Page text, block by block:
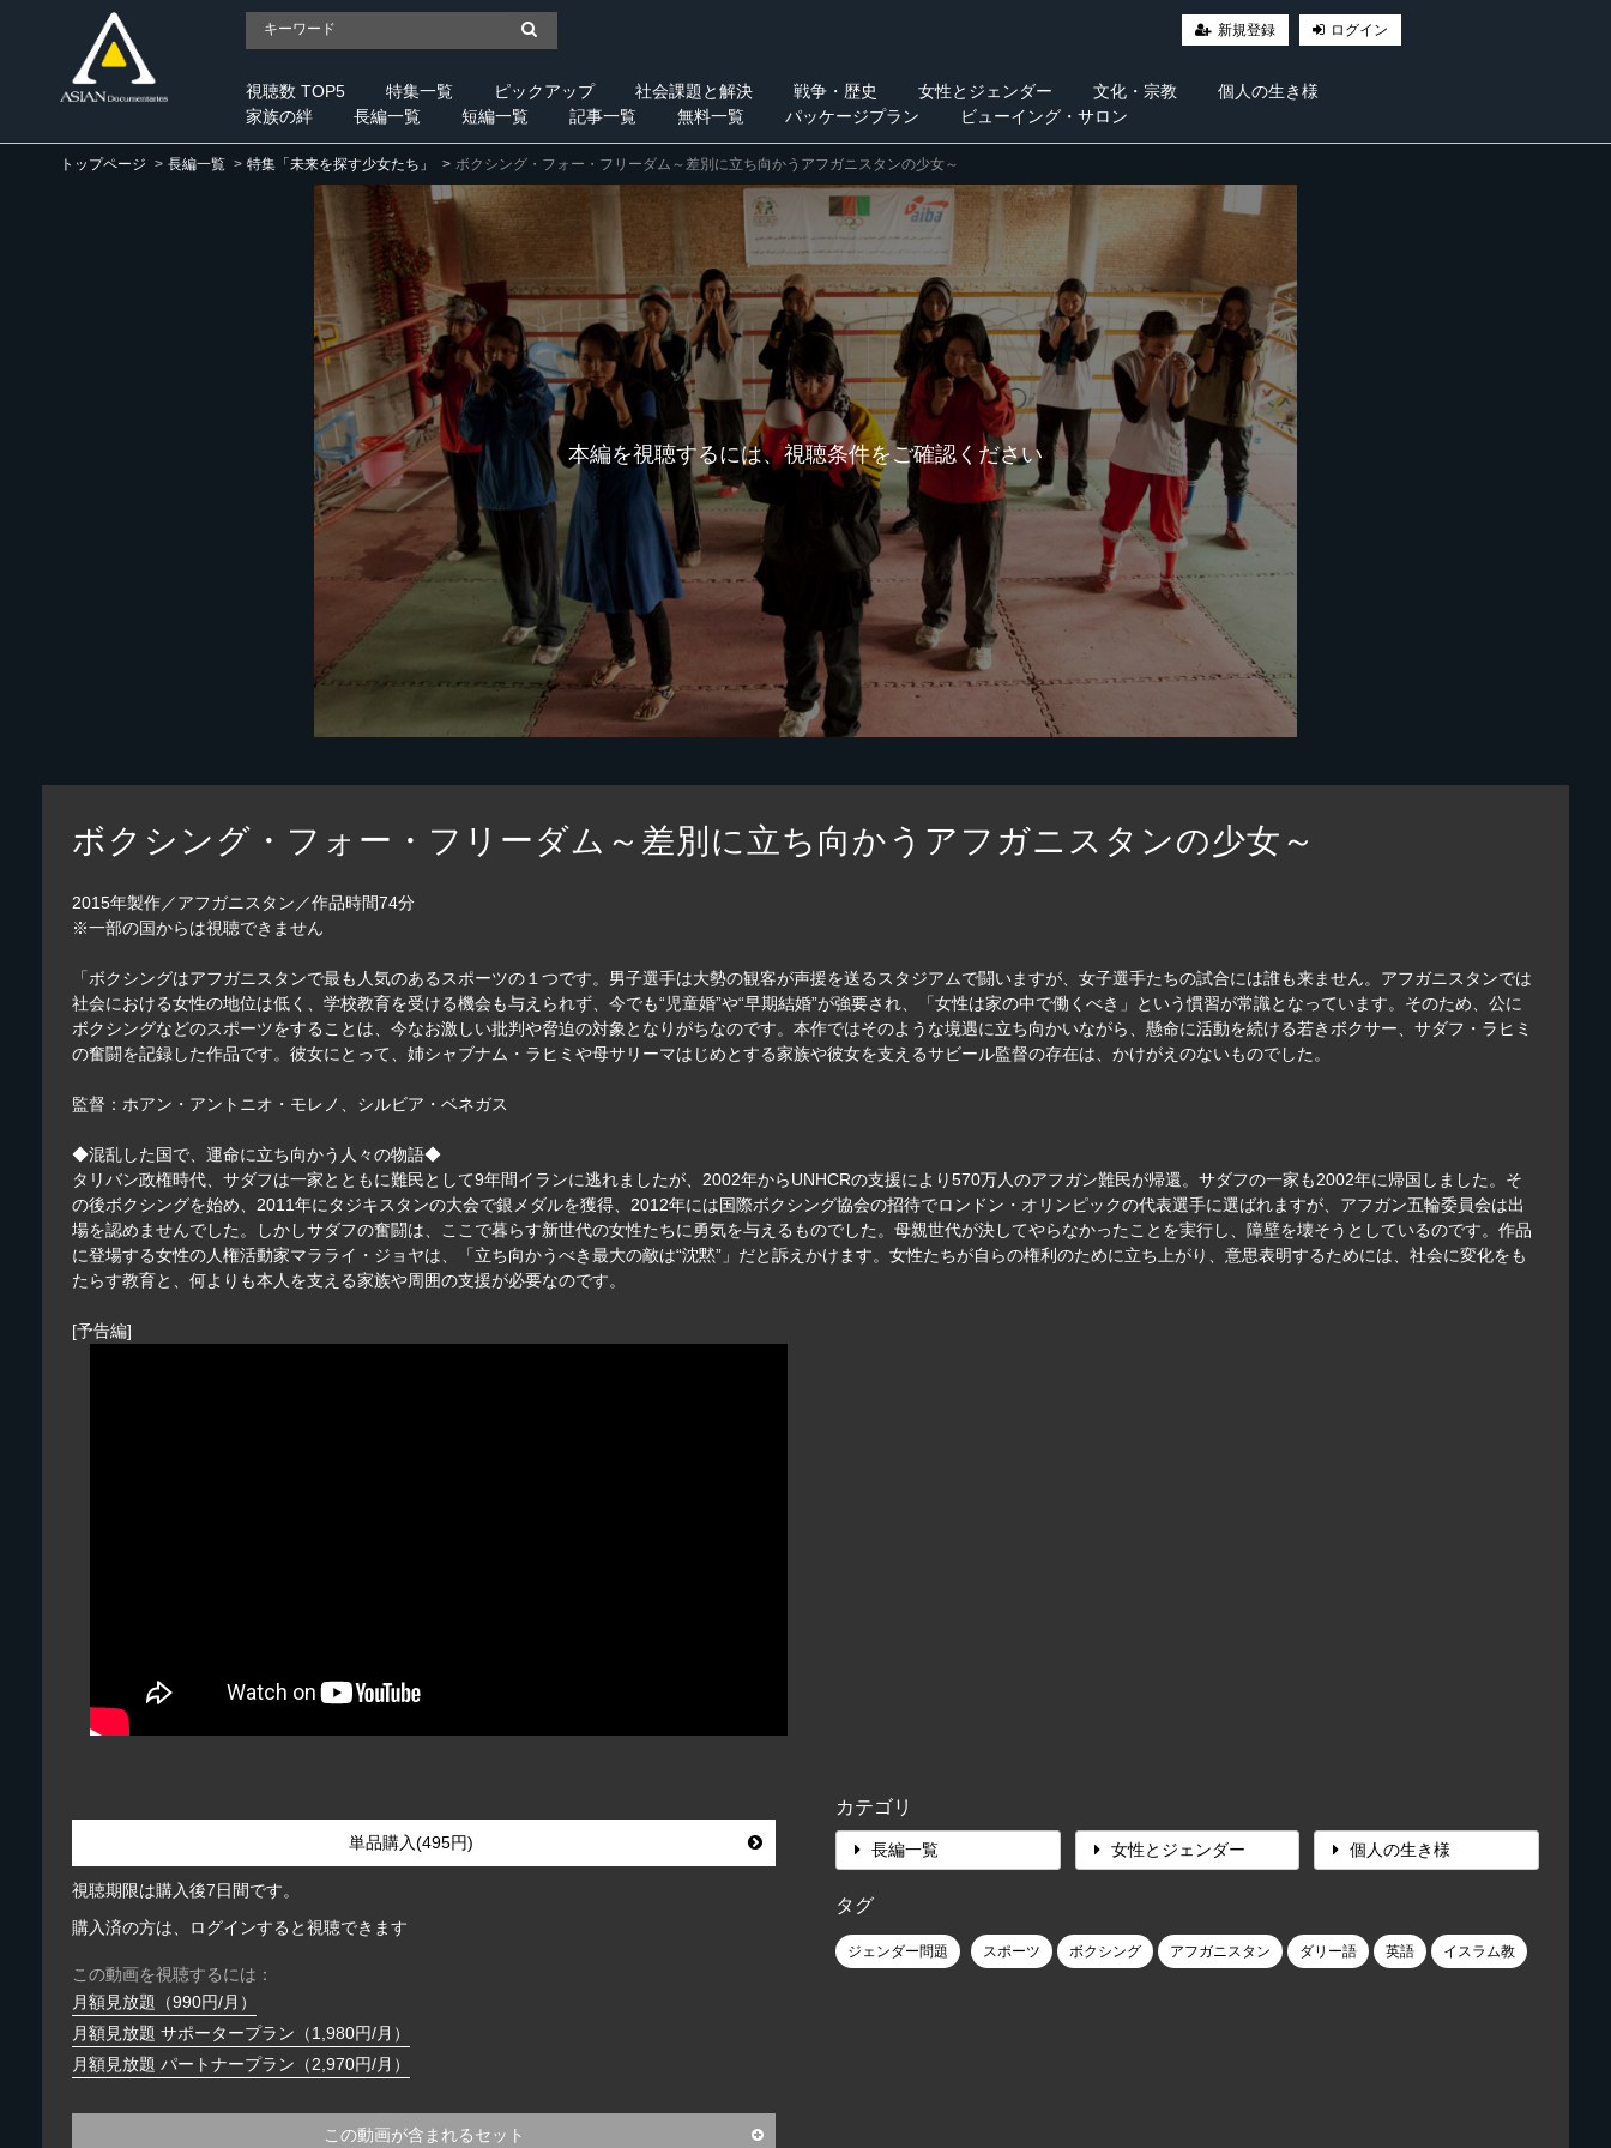
新規登録 ログイン
視聴数 TOP5 特集一覧 ピックアップ 社会課題と解決 戦争・歴史 女性とジェンダー 文化・宗教
個人の生き様
家族の絆
長編一覧 短編一覧 記事一覧 無料一覧 パッケージプラン ビューイング・サロン
トップページ 長編一覧 特集「未来を探す少女たち」 ボクシング・フォー・フリーダム～差別に立ち向かうアフガニスタンの少女～
本編を視聴するには、視聴条件をご確認ください
ボクシング・フォー・フリーダム～差別に立ち向かうアフガニスタンの少女～
2015年製作／アフガニスタン／作品時間74分
※一部の国からは視聴できません
「ボクシングはアフガニスタンで最も人気のあるスポーツの１つです。男子選手は大勢の観客が声援を送るスタジアムで闘いますが、女子選手たちの試合には誰も来ません。アフガニスタンでは
社会における女性の地位は低く、学校教育を受ける機会も与えられず、今でも“児童婚”や“早期結婚”が強要され、「女性は家の中で働くべき」という慣習が常識となっています。そのため、公に
ボクシングなどのスポーツをすることは、今なお激しい批判や脅迫の対象となりがちなのです。本作ではそのような境遇に立ち向かいながら、懸命に活動を続ける若きボクサー、サダフ・ラヒミ
の奮闘を記録した作品です。彼女にとって、姉シャブナム・ラヒミや母サリーマはじめとする家族や彼女を支えるサビール監督の存在は、かけがえのないものでした。
監督：ホアン・アントニオ・モレノ、シルビア・ベネガス
◆混乱した国で、運命に立ち向かう人々の物語◆
タリバン政権時代、サダフは一家とともに難民として9年間イランに逃れましたが、2002年からUNHCRの支援により570万人のアフガン難民が帰還。サダフの一家も2002年に帰国しました。そ
の後ボクシングを始め、2011年にタジキスタンの大会で銀メダルを獲得、2012年には国際ボクシング協会の招待でロンドン・オリンピックの代表選手に選ばれますが、アフガン五輪委員会は出
場を認めませんでした。しかしサダフの奮闘は、ここで暮らす新世代の女性たちに勇気を与えるものでした。母親世代が決してやらなかったことを実行し、障壁を壊そうとしているのです。作品
に登場する女性の人権活動家マラライ・ジョヤは、「立ち向かうべき最大の敵は“沈黙”」だと訴えかけます。女性たちが自らの権利のために立ち上がり、意思表明するためには、社会に変化をも
たらす教育と、何よりも本人を支える家族や周囲の支援が必要なのです。
[予告編]
単品購入(495円)
視聴期限は購入後7日間です。
購入済の方は、ログインすると視聴できます
この動画を視聴するには：
月額見放題（990円/月）
月額見放題 サポータープラン（1,980円/月）
月額見放題 パートナープラン（2,970円/月）
この動画が含まれるセット
カテゴリ
長編一覧 女性とジェンダー 個人の生き様
タグ
ジェンダー問題 スポーツ ボクシング アフガニスタン ダリー語 英語 イスラム教